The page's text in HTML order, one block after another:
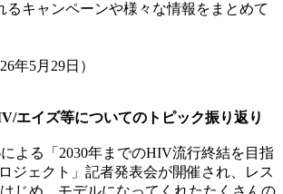
るキャンペーンや様々な情報をまとめて
年5月29日）
エイズ等についてのトピック振り返り
よる「2030年までのHIV流行終結を目指
ジェクト」記者発表会が開催され、レス